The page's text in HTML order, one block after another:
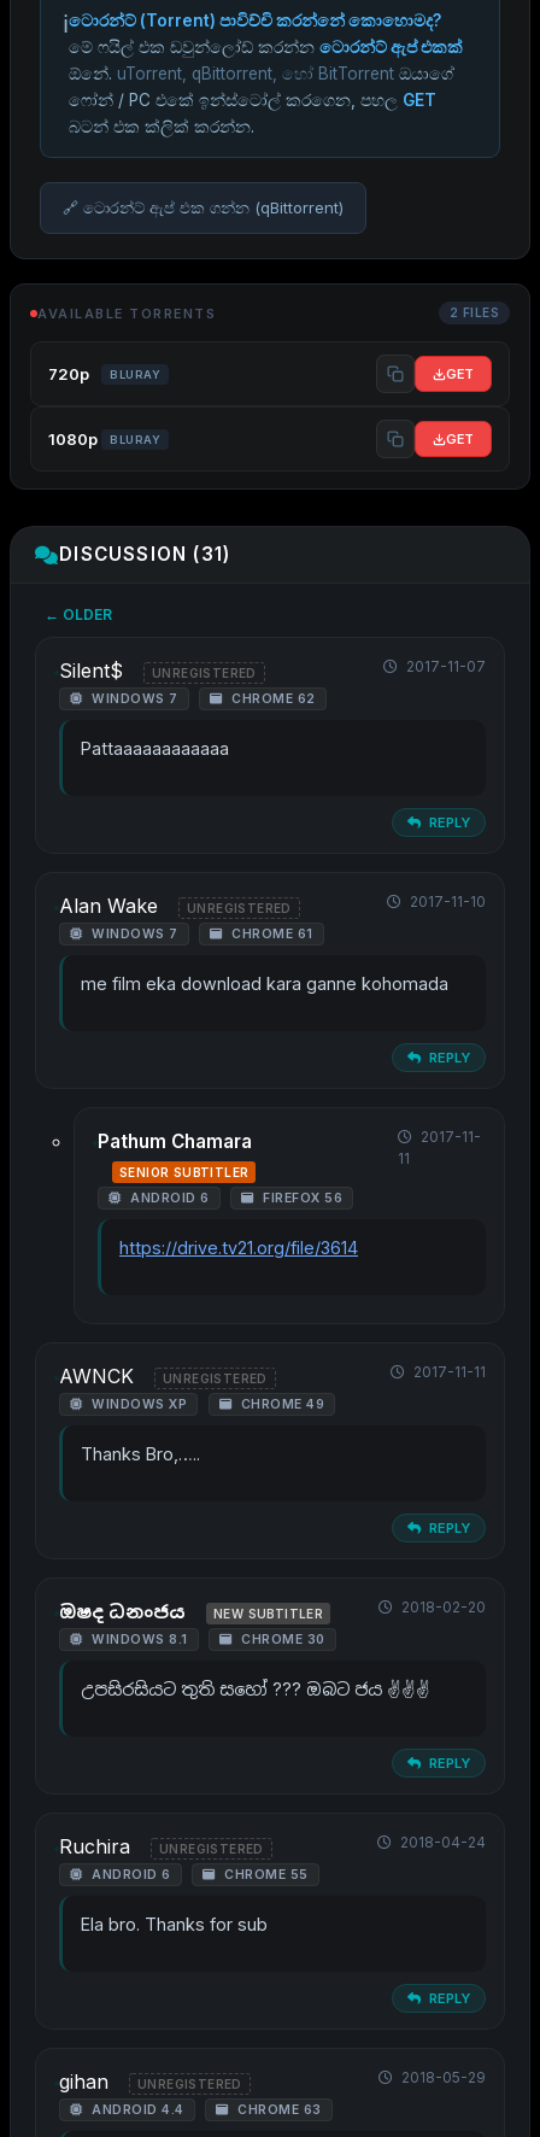
ℹ️ටොරන්ට් (Torrent) පාවිච්චි කරන්නේ කොහොමද?
මේ ෆයිල් එක ඩවුන්ලෝඩ් කරන්න ටොරන්ට් ඇප් එකක්
ඕනේ. uTorrent, qBittorrent, හෝ BitTorrentඔයාගේ
ෆෝන් / PC එකේ ඉන්ස්ටෝල් කරගෙන, පහල GET
බටන් එක ක්ලික් කරන්න.
🔗 ටොරන්ට් ඇප් එක ගන්න (qBittorrent)
AVAILABLE TORRENTS 2 FILES
720p BLURAY GET
1080p BLURAY GET
DISCUSSION (31)
← OLDER
Silent$ UNREGISTERED
WINDOWS 7 CHROME 62
2017-11-07
Pattaaaaaaaaaaaa
REPLY
Alan Wake UNREGISTERED
WINDOWS 7 CHROME 61
2017-11-10
me film eka download kara ganne kohomada
REPLY
Pathum Chamara
SENIOR SUBTITLER
ANDROID 6 FIREFOX 56
2017-11-
11
https://drive.tv21.org/file/3614
AWNCK UNREGISTERED
WINDOWS XP CHROME 49
2017-11-11
Thanks Bro,…..
REPLY
ඔෂද ධනංජය NEW SUBTITLER
WINDOWS 8.1 CHROME 30
2018-02-20
උපසිරසියට තුති සහෝ ??? ඔබට ජය ✌️✌️✌️
REPLY
Ruchira UNREGISTERED
ANDROID 6 CHROME 55
2018-04-24
Ela bro. Thanks for sub
REPLY
gihan UNREGISTERED
ANDROID 4.4 CHROME 63
2018-05-29